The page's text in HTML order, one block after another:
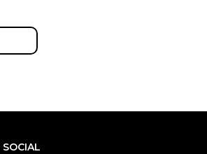
SOCIAL